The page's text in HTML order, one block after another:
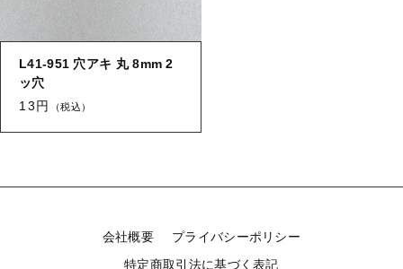
L41-951 穴アキ 丸 8mm 2
ッ穴
13円
（税込）
会社概要
プライバシーポリシー
特定商取引法に基づく表記